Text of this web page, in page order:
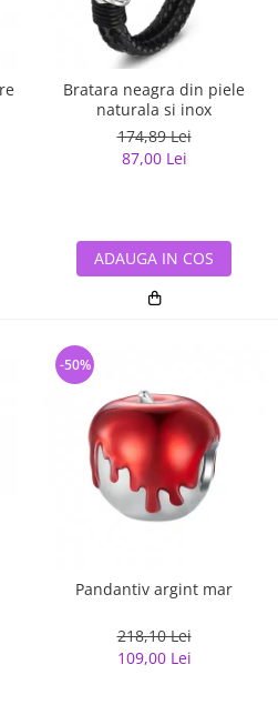
Bratara neagra din piele
naturala si inox
174,89 Lei
87,00 Lei
ADAUGA IN COS
Pandantiv argint mar
218,10 Lei
109,00 Lei
-50%